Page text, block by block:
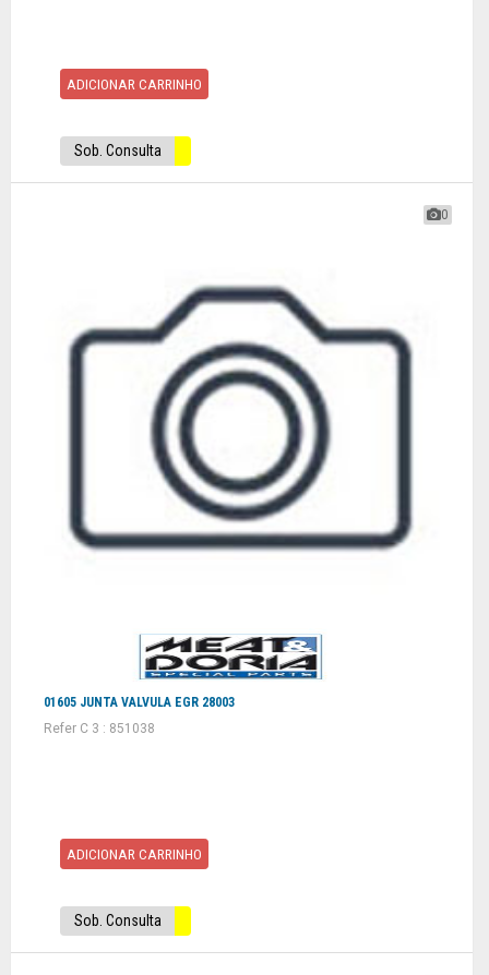
ADICIONAR CARRINHO
Sob. Consulta
0
01605 JUNTA VALVULA EGR 28003
Refer C 3 : 851038
ADICIONAR CARRINHO
Sob. Consulta